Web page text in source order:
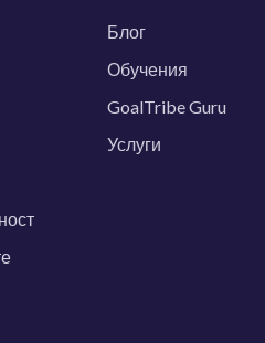
Блог
Обучения
GoalTribe Guru
Услуги